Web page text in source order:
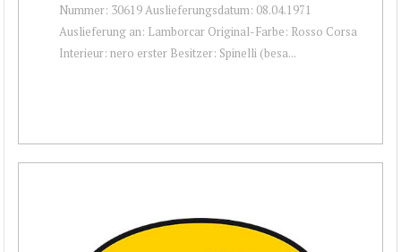
Nummer: 30619 Auslieferungsdatum: 08.04.1971
Auslieferung an: Lamborcar Original-Farbe: Rosso Corsa
Interieur: nero erster Besitzer: Spinelli (besa...